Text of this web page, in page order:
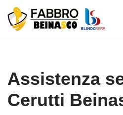
Vai
Assistenza
Cerutti